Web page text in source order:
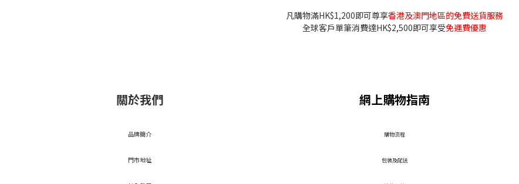
凡購物滿HK$1,200即可尊享香港及澳門地區的免費送貨服務
全球客戶單筆消費達HK$2,500即可享受免運費優惠
關於我們
品牌簡介
門市地址
網上購物指南
​購物流程
包裝及配送